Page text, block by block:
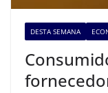
DESTA SEMANA